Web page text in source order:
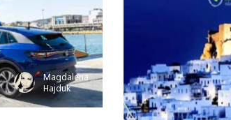
Magdalena
Hajduk